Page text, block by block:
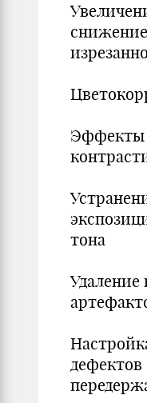
Эффекты
тона
Удаление